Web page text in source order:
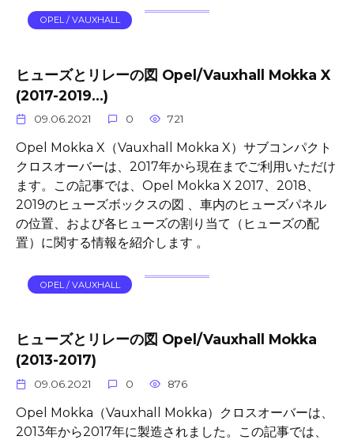
OPEL / VAUXHALL
ヒューズとリレーの図 Opel/Vauxhall Mokka X
(2017-2019…)
09.06.2021 0 721
Opel Mokka X（Vauxhall Mokka X）サブコンパクト
クロスオーバーは、2017年から現在までご利用いただけ
ます。この記事では、Opel Mokka X 2017、2018、
2019のヒューズボックスの図 、車内のヒューズパネル
の位置、および各ヒューズの割り当て（ヒューズの配
置）に関する情報を紹介します 。
OPEL / VAUXHALL
ヒューズとリレーの図 Opel/Vauxhall Mokka
(2013-2017)
09.06.2021 0 876
Opel Mokka（Vauxhall Mokka）クロスオーバーは、
2013年から2017年に製造されました。この記事では、